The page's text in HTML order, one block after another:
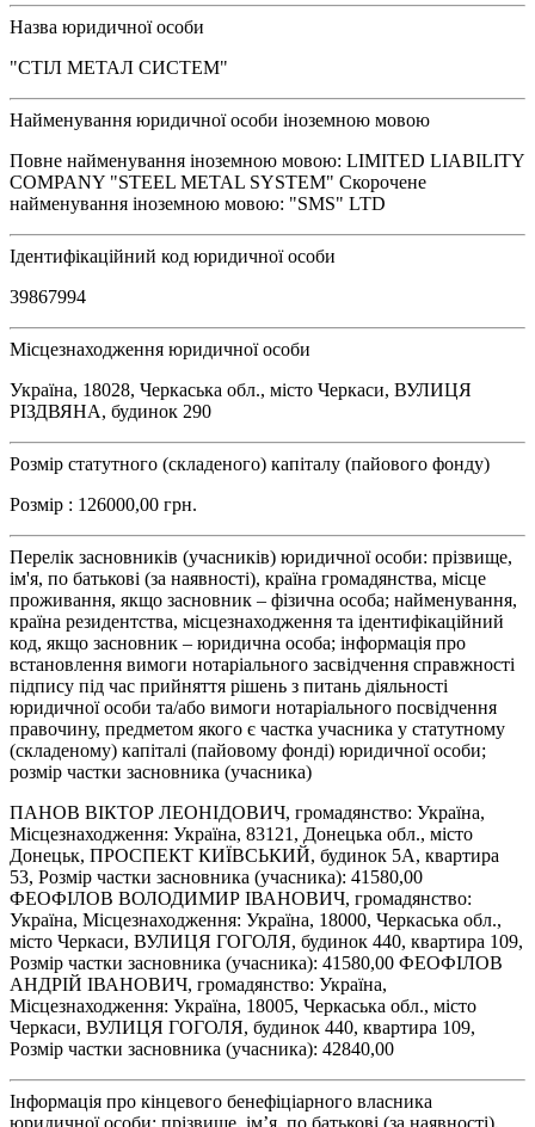
Назва юридичної особи
"СТІЛ МЕТАЛ СИСТЕМ"
Найменування юридичної особи іноземною мовою
Повне найменування іноземною мовою: LIMITED LIABILITY
COMPANY "STEEL METAL SYSTEM" Скорочене
найменування іноземною мовою: "SMS" LTD
Ідентифікаційний код юридичної особи
39867994
Місцезнаходження юридичної особи
Україна, 18028, Черкаська обл., місто Черкаси, ВУЛИЦЯ
РІЗДВЯНА, будинок 290
Розмір статутного (складеного) капіталу (пайового фонду)
Розмір : 126000,00 грн.
Перелік засновників (учасників) юридичної особи: прізвище,
ім'я, по батькові (за наявності), країна громадянства, місце
проживання, якщо засновник – фізична особа; найменування,
країна резидентства, місцезнаходження та ідентифікаційний
код, якщо засновник – юридична особа; інформація про
встановлення вимоги нотаріального засвідчення справжності
підпису під час прийняття рішень з питань діяльності
юридичної особи та/або вимоги нотаріального посвідчення
правочину, предметом якого є частка учасника у статутному
(складеному) капіталі (пайовому фонді) юридичної особи;
розмір частки засновника (учасника)
ПАНОВ ВІКТОР ЛЕОНІДОВИЧ, громадянство: Україна,
Місцезнаходження: Україна, 83121, Донецька обл., місто
Донецьк, ПРОСПЕКТ КИЇВСЬКИЙ, будинок 5А, квартира
53, Розмір частки засновника (учасника): 41580,00
ФЕОФІЛОВ ВОЛОДИМИР ІВАНОВИЧ, громадянство:
Україна, Місцезнаходження: Україна, 18000, Черкаська обл.,
місто Черкаси, ВУЛИЦЯ ГОГОЛЯ, будинок 440, квартира 109,
Розмір частки засновника (учасника): 41580,00 ФЕОФІЛОВ
АНДРІЙ ІВАНОВИЧ, громадянство: Україна,
Місцезнаходження: Україна, 18005, Черкаська обл., місто
Черкаси, ВУЛИЦЯ ГОГОЛЯ, будинок 440, квартира 109,
Розмір частки засновника (учасника): 42840,00
Інформація про кінцевого бенефіціарного власника
юридичної особи: прізвище, ім’я, по батькові (за наявності),